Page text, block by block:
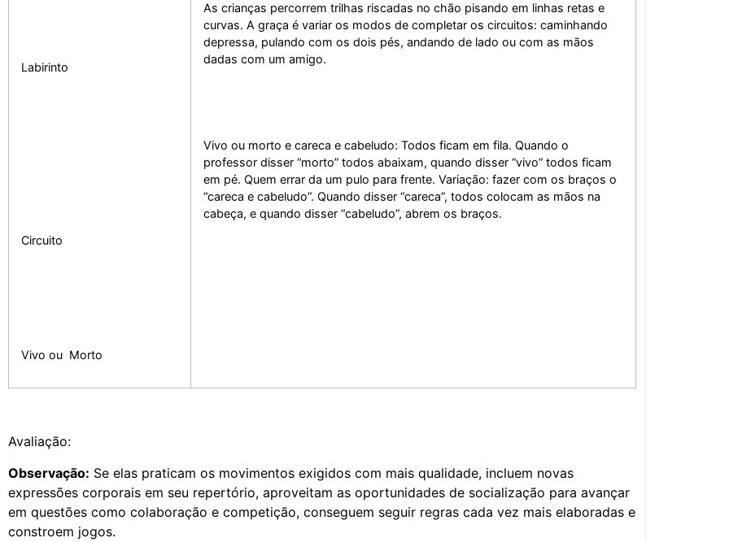
Labirinto
Circuito
Vivo ou Morto
As crianças percorrem trilhas riscadas no chão pisando em linhas retas e
curvas. A graça é variar os modos de completar os circuitos: caminhando
depressa, pulando com os dois pés, andando de lado ou com as mãos
dadas com um amigo.
Vivo ou morto e careca e cabeludo: Todos ficam em fila. Quando o
professor disser “morto” todos abaixam, quando disser “vivo” todos ficam
em pé. Quem errar da um pulo para frente. Variação: fazer com os braços o
“careca e cabeludo”. Quando disser “careca”, todos colocam as mãos na
cabeça, e quando disser “cabeludo”, abrem os braços.
Avaliação:
Observação: Se elas praticam os movimentos exigidos com mais qualidade, incluem novas
expressões corporais em seu repertório, aproveitam as oportunidades de socialização para avançar
em questões como colaboração e competição, conseguem seguir regras cada vez mais elaboradas e
constroem jogos.